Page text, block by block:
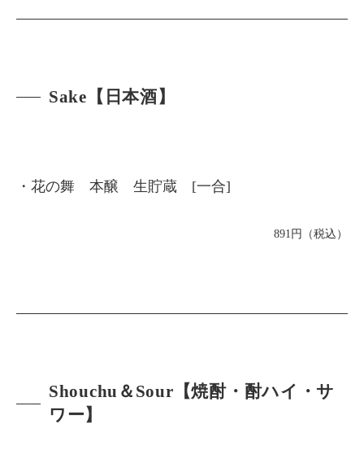
Sake【日本酒】
・花の舞 本醸 生貯蔵 [一合]
891円（税込）
Shouchu＆Sour【焼酎・酎ハイ・サ
ワー】